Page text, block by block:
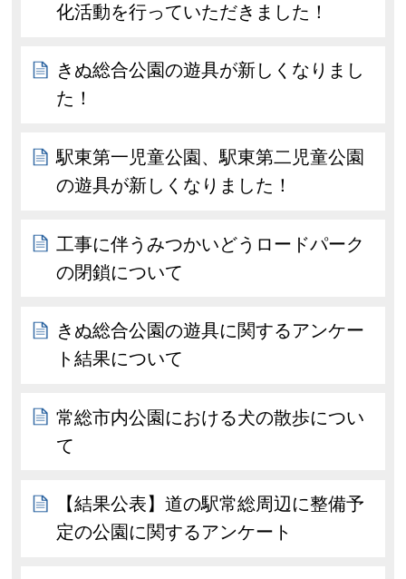
化活動を行っていただきました！
きぬ総合公園の遊具が新しくなりまし
た！
駅東第一児童公園、駅東第二児童公園
の遊具が新しくなりました！
工事に伴うみつかいどうロードパーク
の閉鎖について
きぬ総合公園の遊具に関するアンケー
ト結果について
常総市内公園における犬の散歩につい
て
【結果公表】道の駅常総周辺に整備予
定の公園に関するアンケート